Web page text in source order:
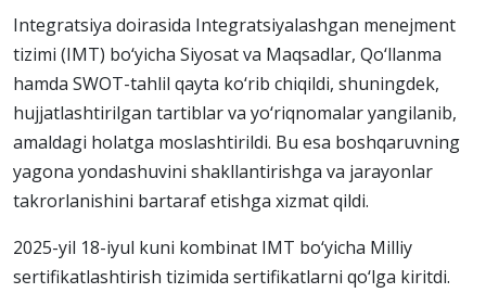
Integratsiya doirasida Integratsiyalashgan menejment
tizimi (IMT) bo‘yicha Siyosat va Maqsadlar, Qo‘llanma
hamda SWOT-tahlil qayta ko‘rib chiqildi, shuningdek,
hujjatlashtirilgan tartiblar va yo‘riqnomalar yangilanib,
amaldagi holatga moslashtirildi. Bu esa boshqaruvning
yagona yondashuvini shakllantirishga va jarayonlar
takrorlanishini bartaraf etishga xizmat qildi.
2025-yil 18-iyul kuni kombinat IMT bo‘yicha Milliy
sertifikatlashtirish tizimida sertifikatlarni qo‘lga kiritdi.